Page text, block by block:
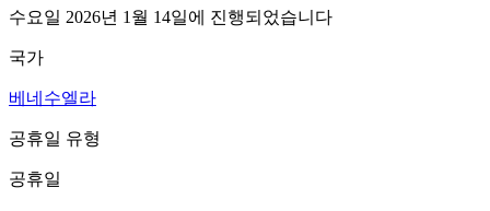
수요일 2026년 1월 14일에 진행되었습니다
국가
베네수엘라
공휴일 유형
공휴일